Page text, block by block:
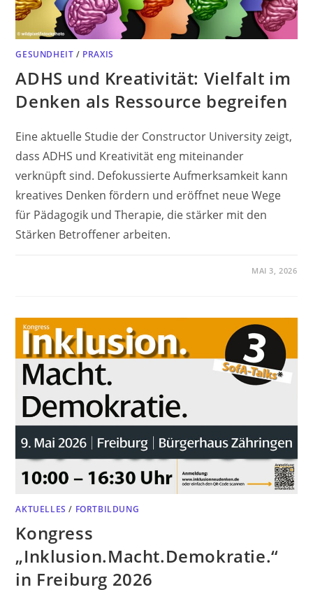
GESUNDHEIT / PRAXIS
ADHS und Kreativität: Vielfalt im
Denken als Ressource begreifen
Eine aktuelle Studie der Constructor University zeigt,
dass ADHS und Kreativität eng miteinander
verknüpft sind. Defokussierte Aufmerksamkeit kann
kreatives Denken fördern und eröffnet neue Wege
für Pädagogik und Therapie, die stärker mit den
Stärken Betroffener arbeiten.
MAI 3, 2026
AKTUELLES / FORTBILDUNG
Kongress
„Inklusion.Macht.Demokratie.“
in Freiburg 2026